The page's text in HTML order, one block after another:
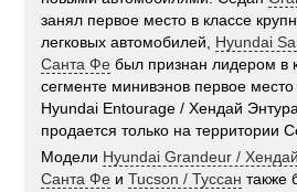
занял первое место в классе
легковых автомобилей, Hyundai
Санта Фе был признан лидером в
сегменте минивэнов первое
Hyundai Entourage / Хендай
продается только на территории
Модели Hyundai Grandeur /
Санта Фе иTucson / Туссан также